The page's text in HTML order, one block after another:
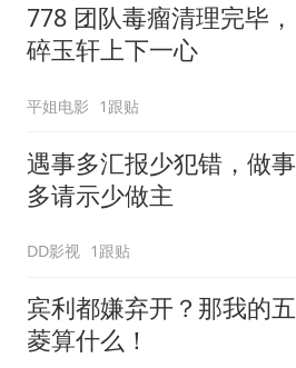
778 团队毒瘤清理完毕，
碎玉轩上下一心
平姐电影 1跟贴
遇事多汇报少犯错，做事
多请示少做主
DD影视 1跟贴
宾利都嫌弃开？那我的五
菱算什么！